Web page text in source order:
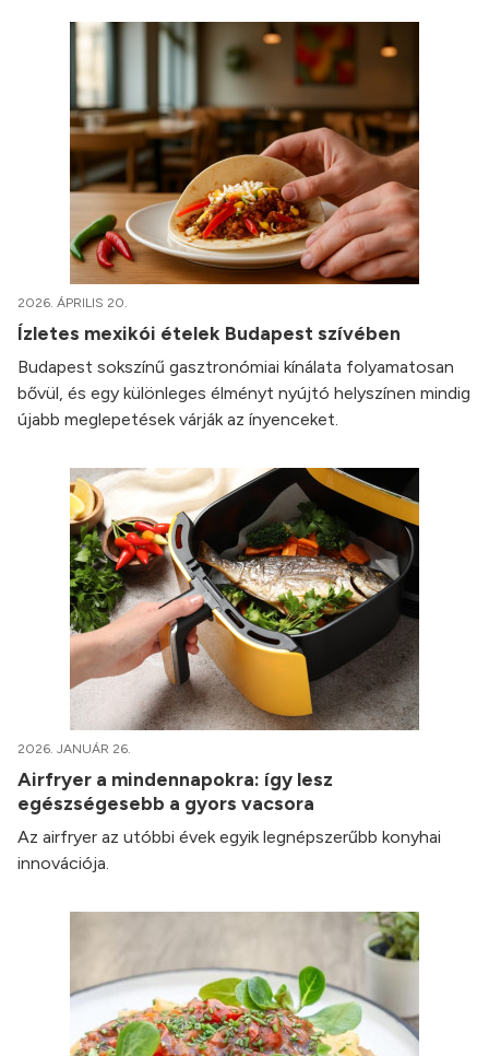
2026. ÁPRILIS 20.
Ízletes mexikói ételek Budapest szívében
Budapest sokszínű gasztronómiai kínálata folyamatosan
bővül, és egy különleges élményt nyújtó helyszínen mindig
újabb meglepetések várják az ínyenceket.
2026. JANUÁR 26.
Airfryer a mindennapokra: így lesz
egészségesebb a gyors vacsora
Az airfryer az utóbbi évek egyik legnépszerűbb konyhai
innovációja.